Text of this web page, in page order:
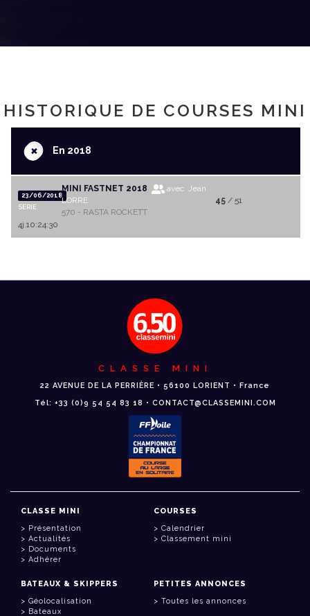
HISTORIQUE DE COURSES MINI
+En 2018
23/06/2018
SERIE
MINI FASTNET 2018
avec Jean
LORRE
570 - RASTA ROCKETT
45/ 51
4j.10:24:30
CLASSE MINI
22 AVENUE DE LA PERRIÈRE • 56100 LORIENT • France
Tél: +33 (0)9 54 54 83 18 • CONTACT@CLASSEMINI.COM
CLASSE MINI
Présentation
Actualités
Documents
Adhérer
COURSES
Calendrier
Classement mini
BATEAUX & SKIPPERS
Géolocalisation
Bateaux
PETITES ANNONCES
Toutes les annonces